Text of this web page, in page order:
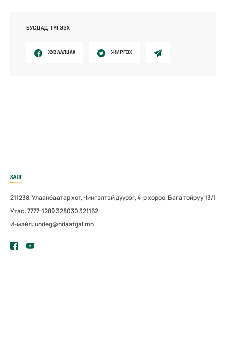
БУСДАД ТҮГЭЭХ
ХУВААЛЦАХ ЖИРГЭХ
ХАЯГ
211238, Улаанбаатар хот, Чингэлтэй дүүрэг, 4-р хороо, Бага тойруу 13/1
Утас: 7777-1289 328030 321162
И-мэйл: undeg@ndaatgal.mn